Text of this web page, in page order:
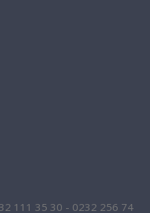
111 35 30 - 0232 256 74